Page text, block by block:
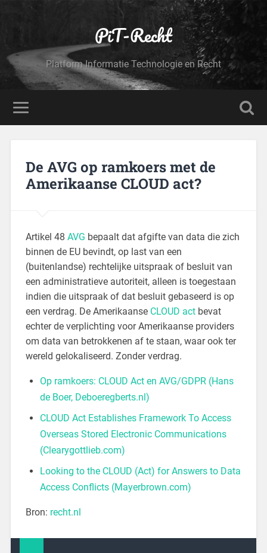
PiT-Recht
Platform Informatie Technologie en Recht
De AVG op ramkoers met de
Amerikaanse CLOUD act?
Artikel 48 AVG bepaalt dat afgifte van data die zich
binnen de EU bevindt, op last van een
(buitenlandse) rechtelijke uitspraak of besluit van
een administratieve autoriteit, alleen is toegestaan
indien die uitspraak of dat besluit gebaseerd is op
een verdrag. De Amerikaanse CLOUD actbevat
echter de verplichting voor Amerikaanse providers
om data van betrokkenen af te staan, waar ook ter
wereld gelokaliseerd. Zonder verdrag.
Op ramkoers: CLOUD Act en AVG/GDPR (Hans
de Boer, Deboeregberts.nl)
CLOUD Act Establishes Framework To Access
Overseas Stored Electronic Communications
(Clearygottlieb.com)
Looking to the CLOUD (Act) for Answers to Data
Access Conflicts (Mayerbrown.com)
Bron: recht.nl